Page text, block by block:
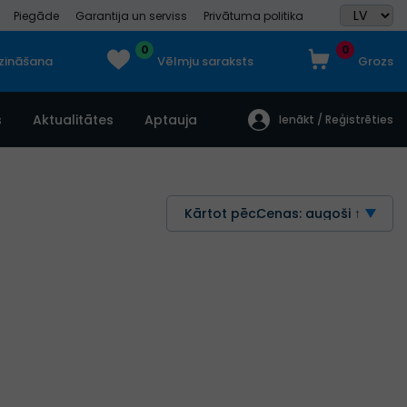
Piegāde Garantija un serviss Privātuma politika
0
Vēlmju saraksts
0
Grozs
Aktualitātes Aptauja Ienākt / Reģistrēties
Kārtot pēc:Cenas: augoši ↑